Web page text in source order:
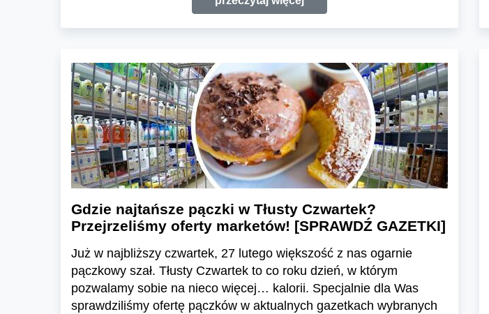
Gdzie najtańsze pączki w Tłusty Czwartek?
Przejrzeliśmy oferty marketów! [SPRAWDŹ GAZETKI]
Już w najbliższy czwartek, 27 lutego większość z nas ogarnie
pączkowy szał. Tłusty Czwartek to co roku dzień, w którym
pozwalamy sobie na nieco więcej… kalorii. Specjalnie dla Was
sprawdziliśmy ofertę pączków w aktualnych gazetkach wybranych